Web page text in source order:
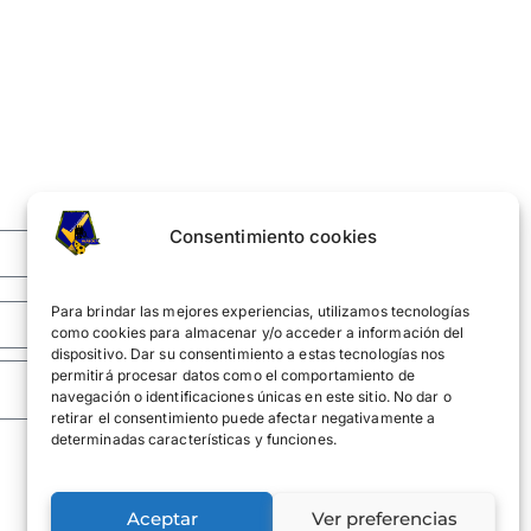
Consentimiento cookies
Para brindar las mejores experiencias, utilizamos tecnologías
como cookies para almacenar y/o acceder a información del
dispositivo. Dar su consentimiento a estas tecnologías nos
permitirá procesar datos como el comportamiento de
navegación o identificaciones únicas en este sitio. No dar o
retirar el consentimiento puede afectar negativamente a
determinadas características y funciones.
Aceptar Ver preferencias